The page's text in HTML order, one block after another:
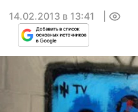
14.02.2013 в 13:41